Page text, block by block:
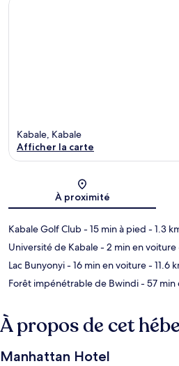
Kabale, Kabale
Afficher la carte
À proximité
Kabale Golf Club- 15 min à pied - 1.3
Université de Kabale- 2 min en voiture
Lac Bunyonyi- 16 min en voiture- 11.6
Forêt impénétrable de Bwindi- 57 min
À propos de cet
Manhattan Hotel